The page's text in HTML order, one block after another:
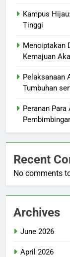
Kampus
Tinggi
Menciptakan
Kemajuan
Pelaksanaan
Tumbuhan
Peranan
Recent
No comments
Archives
June 2026
April 2026